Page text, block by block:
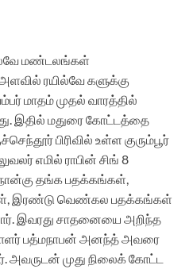
மண்டலங்கள்
ரயில்வே களுக்கு
மாதம் முதல் வாரத்தில்
இதில் மதுரை கோட்டத்தை
பிரிவில் உள்ள குரும்பூர்
எமில் ராபின் சிங் 8
தங்க பதக்கங்கள்,
இரண்டு வெண்கல பதக்கங்கள்
இவரது சாதனையை அறிந்த
பத்மநாபன் அனந்த் அவரை
அவருடன் முது நிலைக் கோட்ட